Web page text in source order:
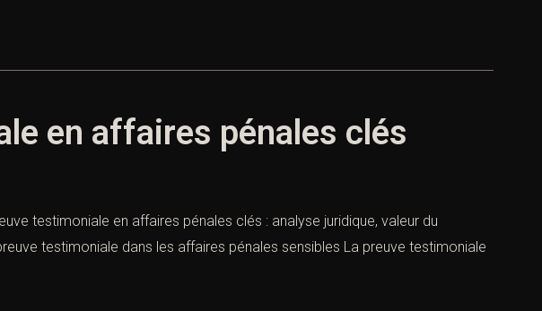
en affaires pénales clés
testimoniale en affaires pénales clés : analyse juridique, valeur du
testimoniale dans les affaires pénales sensibles La preuve testimoniale